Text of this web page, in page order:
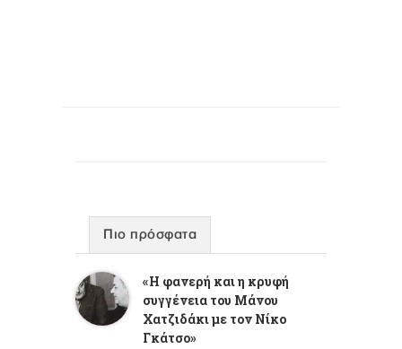
Πιο πρόσφατα
«Η φανερή και η κρυφή
συγγένεια του Μάνου
Χατζιδάκι με τον Νίκο
Γκάτσο»